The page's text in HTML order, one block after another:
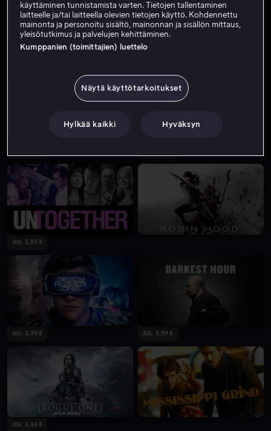
Alk. 3,99 €
Alk. 3,99 € Alk. 3,99 €
Alk. 4,49 €
käyttäminen tunnistamista varten. Tietojen tallentaminen
laitteelle ja/tai laitteella olevien tietojen käyttö. Kohdennettu
mainonta ja personoitu sisältö, mainonnan ja sisällön mittaus,
yleisötutkimus ja palvelujen kehittäminen.
Kumppanien (toimittajien) luettelo
Näytä käyttötarkoitukset
Hylkää kaikki Hyväksyn